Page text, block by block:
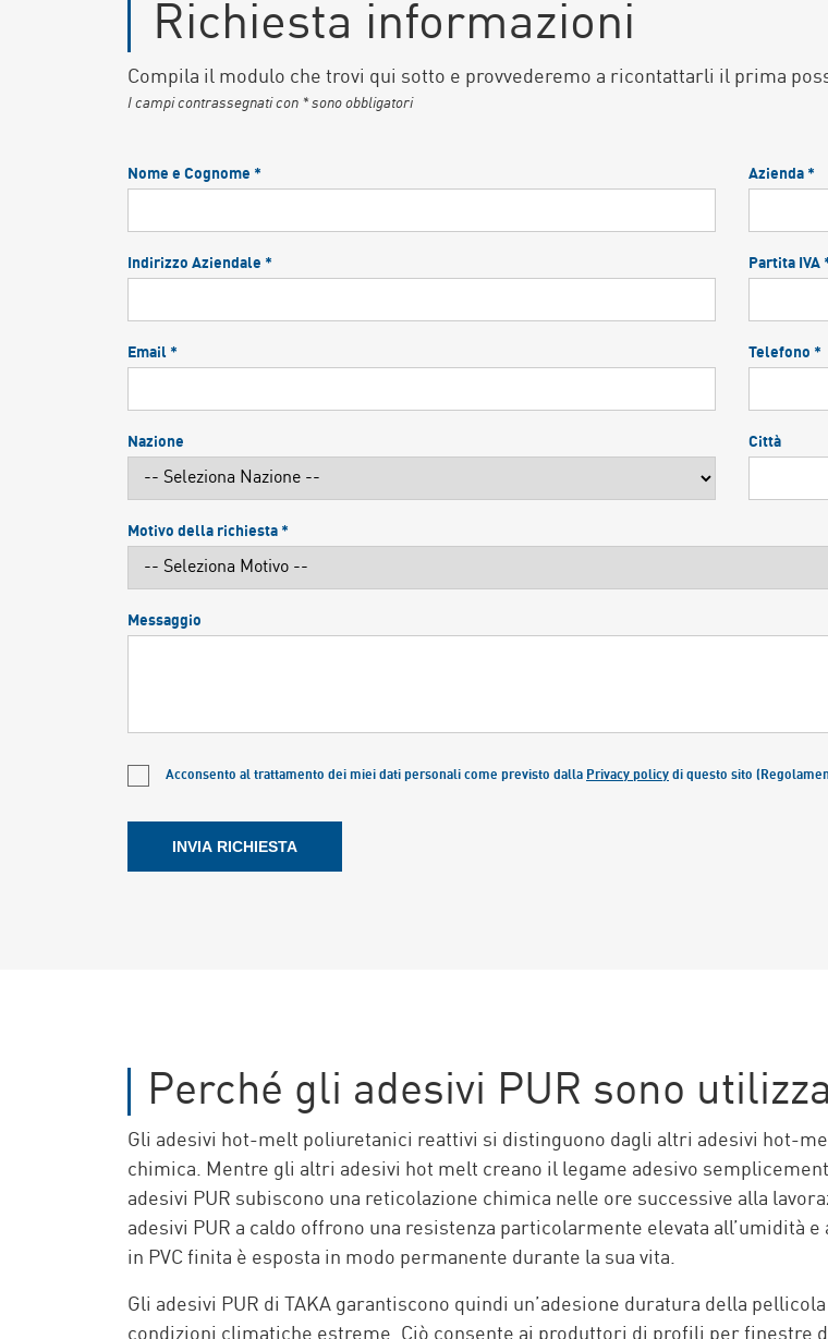
Richiesta informazioni
Compila il modulo che trovi qui sotto e provvederemo a ricontattarli il prima
I campi contrassegnati con * sono obbligatori
Nome e Cognome * Azienda *
Indirizzo Aziendale * Partita IVA
Email * Telefono *
Nazione Città
Motivo della richiesta *
Messaggio
Acconsento al trattamento dei miei dati personali come previsto dalla Privacy policy di questo sito
Perché gli adesivi PUR sono
Gli adesivi hot-melt poliuretanici reattivi si distinguono dagli altri adesivi hot-
chimica. Mentre gli altri adesivi hot melt creano il legame adesivo
adesivi PUR subiscono una reticolazione chimica nelle ore successive alla
adesivi PUR a caldo offrono una resistenza particolarmente elevata
in PVC finita è esposta in modo permanente durante la sua vita.
Gli adesivi PUR di TAKA garantiscono quindi un’adesione duratura della
condizioni climatiche estreme. Ciò consente ai produttori di profili per finestre